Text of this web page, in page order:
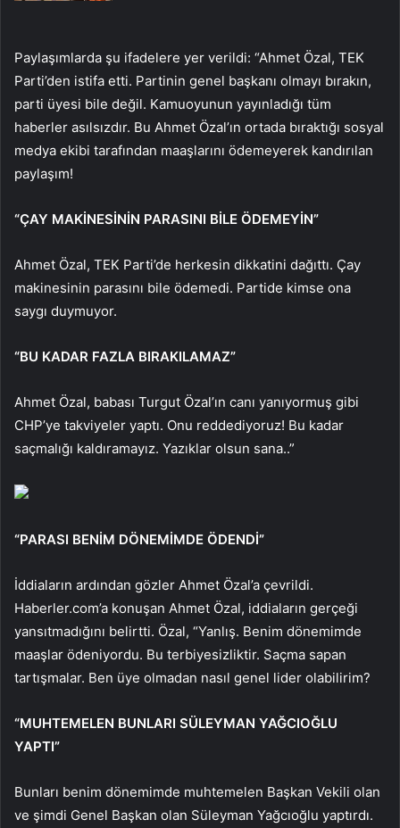
Paylaşımlarda şu ifadelere yer verildi: “Ahmet Özal, TEK
Parti’den istifa etti. Partinin genel başkanı olmayı bırakın,
parti üyesi bile değil. Kamuoyunun yayınladığı tüm
haberler asılsızdır. Bu Ahmet Özal’ın ortada bıraktığı sosyal
medya ekibi tarafından maaşlarını ödemeyerek kandırılan
paylaşım!
“ÇAY MAKİNESİNİN PARASINI BİLE ÖDEMEYİN”
Ahmet Özal, TEK Parti’de herkesin dikkatini dağıttı. Çay
makinesinin parasını bile ödemedi. Partide kimse ona
saygı duymuyor.
“BU KADAR FAZLA BIRAKILAMAZ”
Ahmet Özal, babası Turgut Özal’ın canı yanıyormuş gibi
CHP’ye takviyeler yaptı. Onu reddediyoruz! Bu kadar
saçmalığı kaldıramayız. Yazıklar olsun sana..”
“PARASI BENİM DÖNEMİMDE ÖDENDİ”
İddiaların ardından gözler Ahmet Özal’a çevrildi.
Haberler.com’a konuşan Ahmet Özal, iddiaların gerçeği
yansıtmadığını belirtti. Özal, “Yanlış. Benim dönemimde
maaşlar ödeniyordu. Bu terbiyesizliktir. Saçma sapan
tartışmalar. Ben üye olmadan nasıl genel lider olabilirim?
“MUHTEMELEN BUNLARI SÜLEYMAN YAĞCIOĞLU
YAPTI”
Bunları benim dönemimde muhtemelen Başkan Vekili olan
ve şimdi Genel Başkan olan Süleyman Yağcıoğlu yaptırdı.